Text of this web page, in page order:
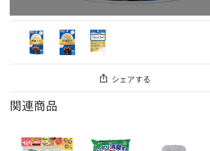
シェアする
関連商品